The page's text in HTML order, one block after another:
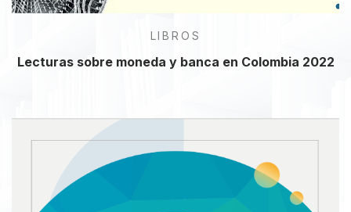
LIBROS
Lecturas sobre moneda y banca en Colombia 2022